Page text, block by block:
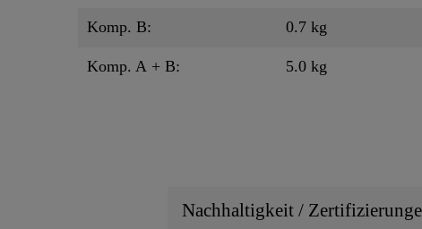
Komp. B: 0.7 kg
Komp. A + B: 5.0 kg
Nachhaltigkeit /